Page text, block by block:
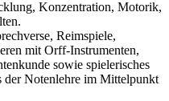
Konzentration, Motorik,
Reimspiele,
mit Orff-Instrumenten,
sowie spielerisches
der Notenlehre im Mittelpunkt